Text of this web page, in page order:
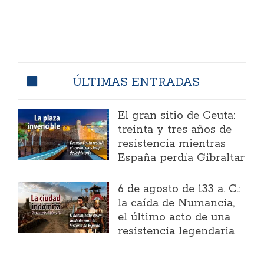
ÚLTIMAS ENTRADAS
El gran sitio de Ceuta:
treinta y tres años de
resistencia mientras
España perdía Gibraltar
6 de agosto de 133 a. C.:
la caída de Numancia,
el último acto de una
resistencia legendaria